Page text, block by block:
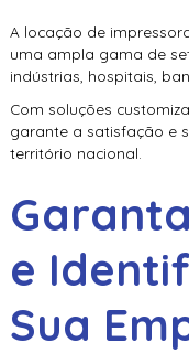
A locação de
uma ampla gama de
indústrias, hospitais,
Com soluções
garante a satisfação e
território nacional.
e
Sua